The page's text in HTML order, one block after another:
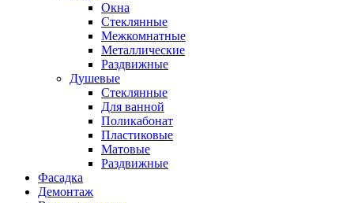
Окна
Стеклянные
Межкомнатные
Металлические
Раздвижные
Душевые
Стеклянные
Для ванной
Поликабонат
Пластиковые
Матовые
Раздвижные
Фасадка
Демонтаж